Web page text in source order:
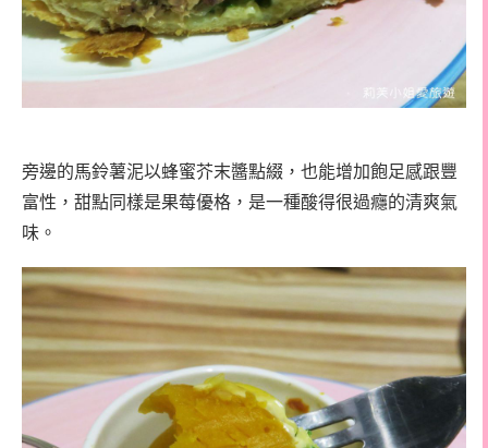
旁邊的馬鈴薯泥以蜂蜜芥末醬點綴，也能增加飽足感跟豐
富性，甜點同樣是果莓優格，是一種酸得很過癮的清爽氣
味。